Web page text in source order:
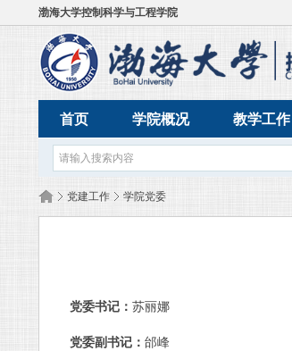
渤海大学控制科学与工程学院
首页 学院概况 教学工作
» 党建工作
» 学院党委
党委书记： 苏丽娜
党委副书记： 邰峰